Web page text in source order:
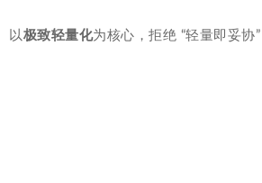
以极致轻量化为核心，拒绝 “轻量即妥